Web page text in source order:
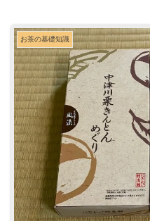
お茶の基礎知識